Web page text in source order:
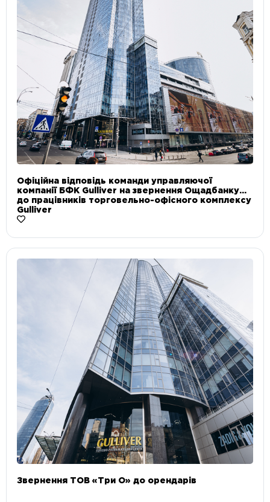
Офіційна відповідь команди управляючої
компанії БФК Gulliver на звернення Ощадбанку
до працівників торговельно-офісного комплексу
Gulliver
Звернення ТОВ «Три О» до орендарів